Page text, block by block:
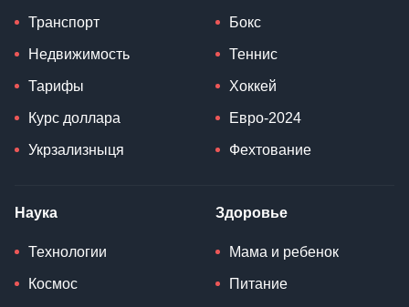
Транспорт
Недвижимость
Тарифы
Курс доллара
Укрзализныця
Бокс
Теннис
Хоккей
Евро-2024
Фехтование
Наука
Технологии
Космос
Здоровье
Мама и ребенок
Питание